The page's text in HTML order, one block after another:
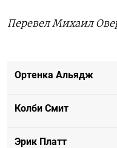
Перевел Михаил
Ортенка Альядж
Колби Смит
Эрик Платт